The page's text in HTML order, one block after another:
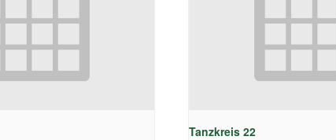
Tanzkreis 22